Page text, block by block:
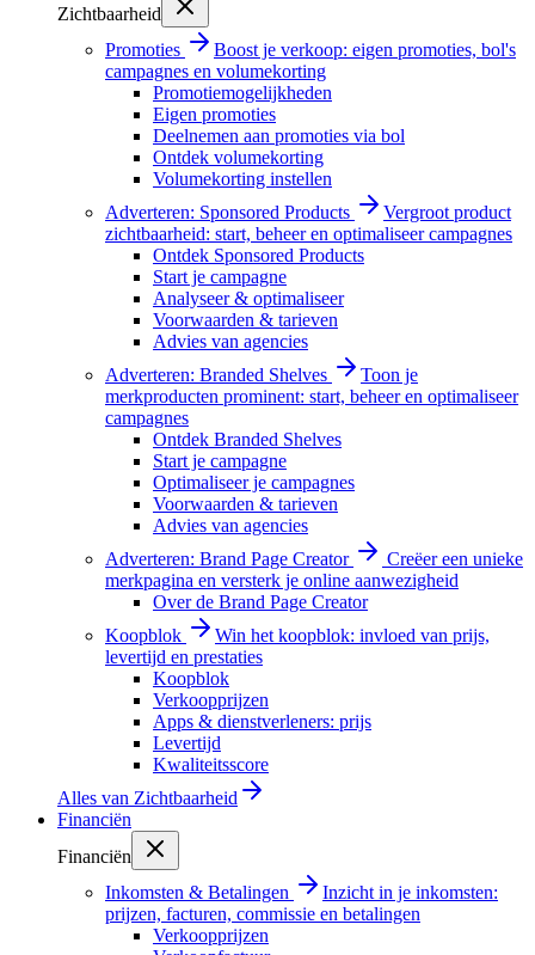
Zichtbaarheid
Promoties
Boost je verkoop: eigen promoties, bol's
campagnes en volumekorting
Promotiemogelijkheden
Eigen promoties
Deelnemen aan promoties via bol
Ontdek volumekorting
Volumekorting instellen
Adverteren: Sponsored Products
Vergroot product
zichtbaarheid: start, beheer en optimaliseer campagnes
Ontdek Sponsored Products
Start je campagne
Analyseer & optimaliseer
Voorwaarden & tarieven
Advies van agencies
Adverteren: Branded Shelves
Toon je
merkproducten prominent: start, beheer en optimaliseer
campagnes
Ontdek Branded Shelves
Start je campagne
Optimaliseer je campagnes
Voorwaarden & tarieven
Advies van agencies
Adverteren: Brand Page Creator
Creëer een unieke
merkpagina en versterk je online aanwezigheid
Over de Brand Page Creator
Koopblok
Win het koopblok: invloed van prijs,
levertijd en prestaties
Koopblok
Verkoopprijzen
Apps & dienstverleners: prijs
Levertijd
Kwaliteitsscore
Alles van Zichtbaarheid
Financiën
Financiën
Inkomsten & Betalingen
Inzicht in je inkomsten:
prijzen, facturen, commissie en betalingen
Verkoopprijzen